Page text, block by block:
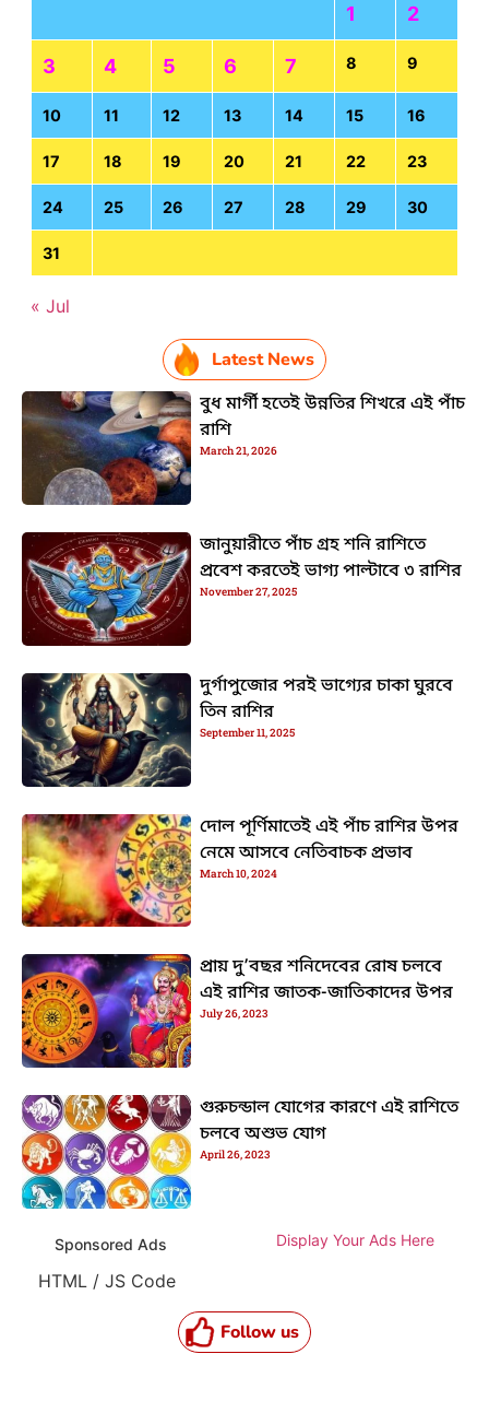
1 2
3 4 5 6 7 8 9
10 11 12 13 14 15 16
17 18 19 20 21 22 23
24 25 26 27 28 29 30
31
« Jul
Latest News
বুধ মার্গী হতেই উন্নতির শিখরে এই পাঁচ
রাশি
March 21, 2026
জানুয়ারীতে পাঁচ গ্রহ শনি রাশিতে
প্রবেশ করতেই ভাগ্য পাল্টাবে ৩ রাশির
November 27, 2025
দুর্গাপুজোর পরই ভাগ্যের চাকা ঘুরবে
তিন রাশির
September 11, 2025
দোল পূর্ণিমাতেই এই পাঁচ রাশির উপর
নেমে আসবে নেতিবাচক প্রভাব
March 10, 2024
প্রায় দু’বছর শনিদেবের রোষ চলবে
এই রাশির জাতক-জাতিকাদের উপর
July 26, 2023
গুরুচন্ডাল যোগের কারণে এই রাশিতে
চলবে অশুভ যোগ
April 26, 2023
Sponsored Ads Display Your Ads Here
HTML / JS Code
Follow us